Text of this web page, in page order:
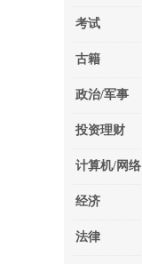
考试
古籍
政治/军事
投资理财
计算机/网络
经济
法律